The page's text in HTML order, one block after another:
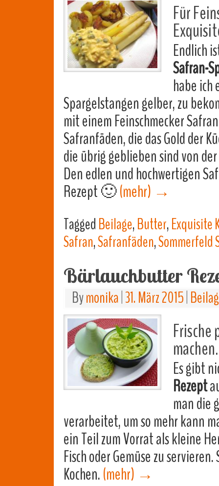
Für
Endlich
Safran-
habe ich
Spargelstangen gelber, zu
mit einem Feinschmecker
Safranfäden, die das Gold der
die übrig geblieben sind von
Den edlen und hochwertigen
Rezept 🙂(mehr) →
TaggedBeilage,Butter,Exquisite
Safran,Safranfäden,Sommerfeld
Bärlauchbutter
Bymonika 31. März 2015
machen.
Es gibt
Rezept
man die
verarbeitet, um so mehr kann
ein Teil zum Vorrat als kleine
Fisch oder Gemüse zu
Kochen.(mehr) →